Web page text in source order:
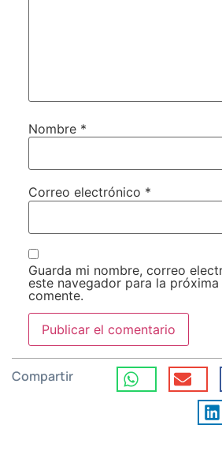
Nombre *
Correo electrónico *
Guarda mi nombre, correo
este navegador para la
comente.
Compartir